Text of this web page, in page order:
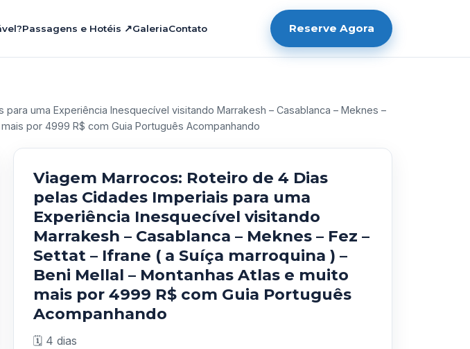
Passagens e Hotéis ↗GaleriaContato Reserve Agora
uma Experiência Inesquecível visitando Marrakesh – Casablanca – Meknes –
por 4999 R$ com Guia Português Acompanhando
Viagem Marrocos: Roteiro de 4 Dias
pelas Cidades Imperiais para uma
Experiência Inesquecível visitando
Marrakesh – Casablanca – Meknes – Fez –
Settat – Ifrane ( a Suíça marroquina ) –
Beni Mellal – Montanhas Atlas e muito
mais por 4999 R$ com Guia Português
Acompanhando
🗓️ 4 dias